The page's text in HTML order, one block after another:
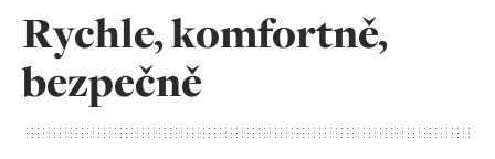
Rychle, komfortně,
bezpečně